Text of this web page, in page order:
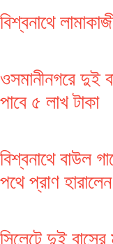
বিশ্বনাথে
ওসমানীনগরে দুই
পাবে ৫ লাখ টাকা
বিশ্বনাথে বাউল
পথে প্রাণ
সিলেটে দুই